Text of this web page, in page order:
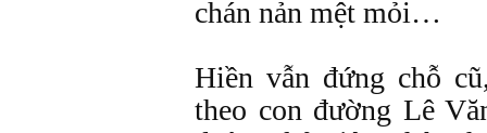
chán nản mệt mỏi…
Hiền vẫn đứng chỗ
theo con đường Lê